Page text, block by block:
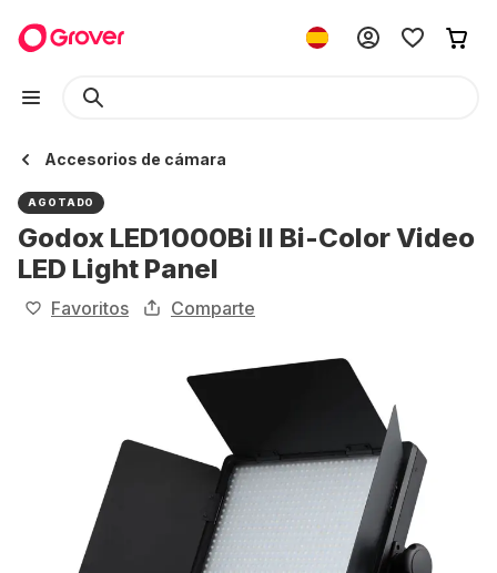
Accesorios de cámara
AGOTADO
Godox LED1000Bi II Bi-Color Video
LED Light Panel
Favoritos Comparte